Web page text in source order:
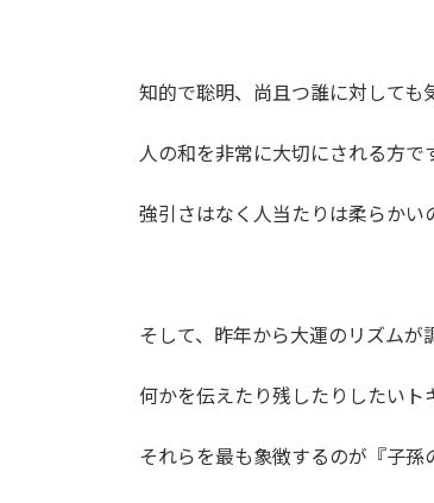
知的で聡明、尚且つ誰に対しても
人の和を非常に大切にされる方で
強引さはなく人当たりは柔らかい
そして、昨年から大運のリズムが
何かを伝えたり残したりしたいト
それらを最も象徴するのが『子孫